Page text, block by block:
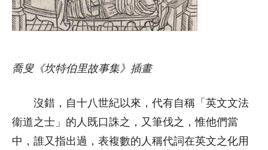
喬叟《坎特伯里故事集》插畫
沒錯，自十八世紀以來，代有自稱「英文文法
衞道之士」的人既口誅之，又筆伐之，惟他們當
中，誰又指出過，表複數的人稱代詞在英文之化用